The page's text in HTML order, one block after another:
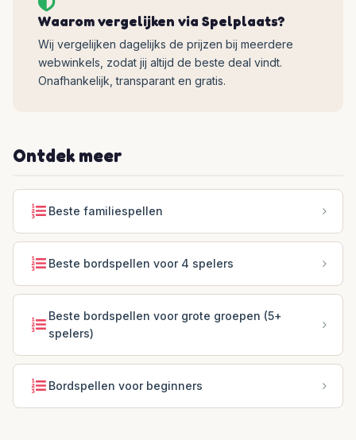
Waarom vergelijken via Spelplaats?
Wij vergelijken dagelijks de prijzen bij meerdere
webwinkels, zodat jij altijd de beste deal vindt.
Onafhankelijk, transparant en gratis.
Ontdek meer
Beste familiespellen
Beste bordspellen voor 4 spelers
Beste bordspellen voor grote groepen (5+
spelers)
Bordspellen voor beginners